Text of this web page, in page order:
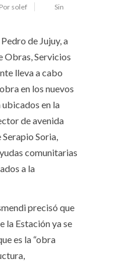
Por solef
Sin
de Jujuy, a
Obras, Servicios
lleva a cabo
en los nuevos
ubicados en la
de avenida
Soria,
comunitarias
a la
precisó que
la Estación ya se
es la “obra